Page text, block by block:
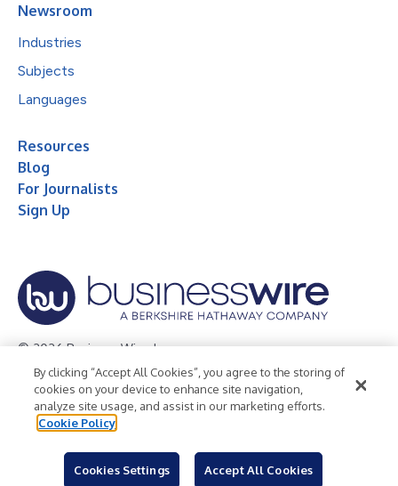
Newsroom
Industries
Subjects
Languages
Resources
Blog
For Journalists
Sign Up
© 2026 Business Wire, Inc.
Privacy Policy Cookie Policy
Accessibility Statement
Terms of Use
Legal
By clicking “Accept All Cookies”, you agree to the storing of
cookies on your device to enhance site navigation,
analyze site usage, and assist in our marketing efforts.
Cookie Policy
Cookies Settings Accept All Cookies